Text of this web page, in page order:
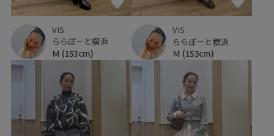
VIS
ららぽーと横浜
Ｍ (153cm)
VIS
ららぽーと横浜
Ｍ (153cm)